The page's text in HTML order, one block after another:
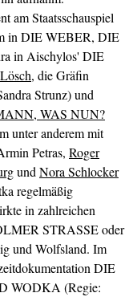
am Staatsschauspiel
in DIE WEBER, DIE
in Aischylos' DIE
, die Gräfin
Strunz) und
WAS NUN?
unter anderem mit
Petras, Roger
und Nora Schlocker
regelmäßig
in zahlreichen
STRASSE oder
und Wolfsland. Im
DIE
WODKA (Regie: